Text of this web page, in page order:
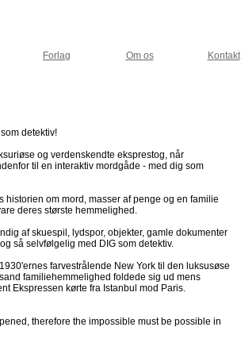
Forlag Om os Kontakt
detektiv!
og verdenskendte eksprestog, når
til en interaktiv mordgåde - med dig som
historien om mord, masser af penge og en familie
deres største hemmelighed.
af skuespil, lydspor, objekter, gamle dokumenter
så selvfølgelig med DIG som detektiv.
farvestrålende New York til den luksusøse
familiehemmelighed foldede sig ud mens
Ekspressen kørte fra Istanbul mod Paris.
therefore the impossible must be possible in